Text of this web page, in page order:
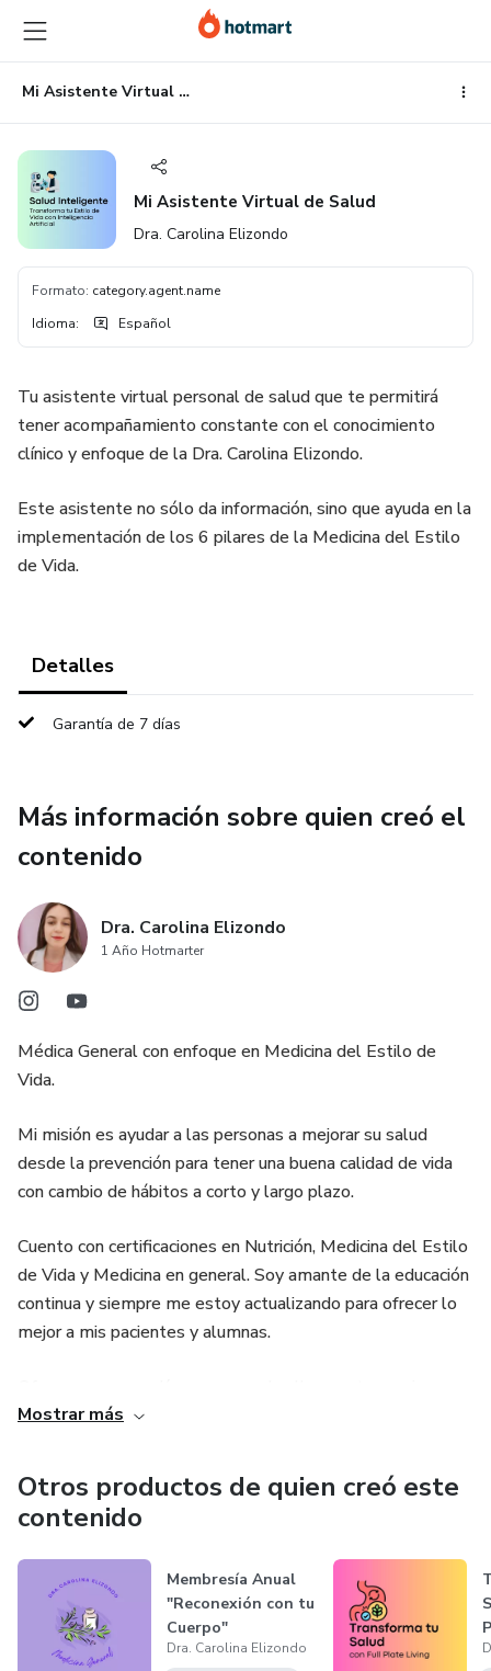
contenido
principal
la
página
de
pie
página
Mi Asistente Virtual de Salud
Mi Asistente Virtual de Salud
Dra. Carolina Elizondo
Formato: category.agent.name
Idioma: Español
Tu asistente virtual personal de salud que te permitirá
tener acompañamiento constante con el conocimiento
clínico y enfoque de la Dra. Carolina Elizondo.
Este asistente no sólo da información, sino que ayuda en la
implementación de los 6 pilares de la Medicina del Estilo
de Vida.
Detalles
Garantía de 7 días
Más información sobre quien creó el
contenido
Dra. Carolina Elizondo
1 Año Hotmarter
Médica General con enfoque en Medicina del Estilo de
Vida.
Mi misión es ayudar a las personas a mejorar su salud
desde la prevención para tener una buena calidad de vida
con cambio de hábitos a corto y largo plazo.
Cuento con certificaciones en Nutrición, Medicina del Estilo
de Vida y Medicina en general. Soy amante de la educación
continua y siempre me estoy actualizando para ofrecer lo
mejor a mis pacientes y alumnas.
ritmo, los cuales te ayudarán a mejorar tu calidad de vida;
necesitas es profundizar en tu estado de salud actual.
Mostrar más
Otros productos de quien creó este
contenido
Membresía Anual
"Reconexión con tu
Cuerpo"
Dra. Carolina Elizondo